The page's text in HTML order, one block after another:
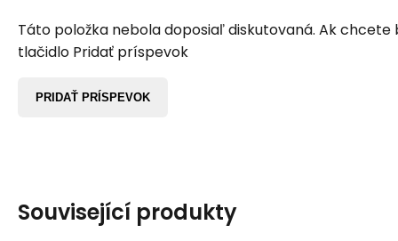
Táto položka nebola doposiaľ diskutovaná. Ak chcete
tlačidlo Pridať príspevok
PRIDAŤ PRÍSPEVOK
Související produkty